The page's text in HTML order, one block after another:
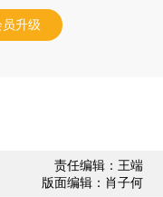
升级
责任编辑：王端
版面编辑：肖子何